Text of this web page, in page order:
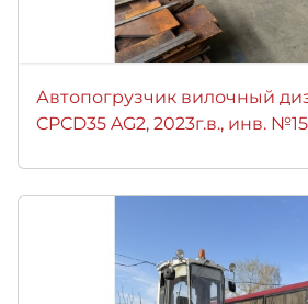
Автопогрузчик вилочный
CPCD35 AG2, 2023г.в., инв.